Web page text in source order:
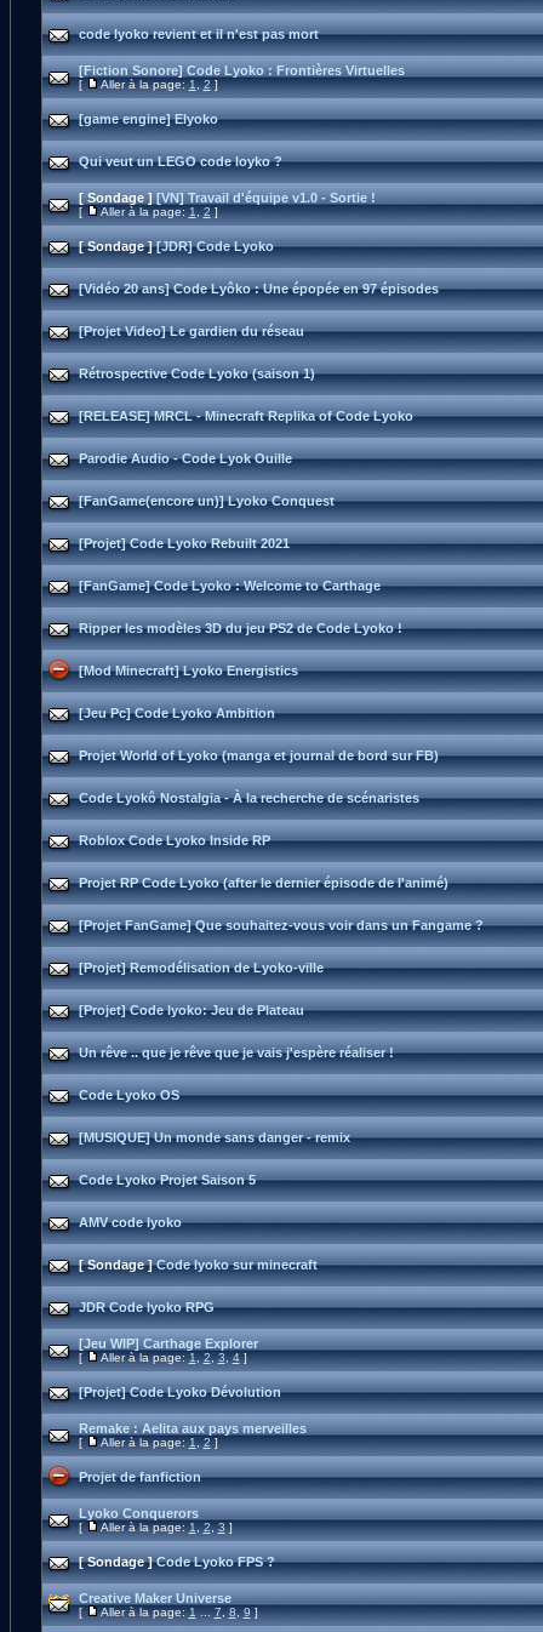
code lyoko revient et il n'est pas mort
[Fiction Sonore] Code Lyoko : Frontières Virtuelles
[ Aller à la page:1,2]
[game engine] Elyoko
Qui veut un LEGO code loyko ?
[ Sondage ] [VN] Travail d'équipe v1.0 - Sortie !
[ Aller à la page:1,2]
[ Sondage ] [JDR] Code Lyoko
[Vidéo 20 ans] Code Lyôko : Une épopée en 97 épisodes
[Projet Video] Le gardien du réseau
Rétrospective Code Lyoko (saison 1)
[RELEASE] MRCL - Minecraft Replika of Code Lyoko
Parodie Audio - Code Lyok Ouille
[FanGame(encore un)] Lyoko Conquest
[Projet] Code Lyoko Rebuilt 2021
[FanGame] Code Lyoko : Welcome to Carthage
Ripper les modèles 3D du jeu PS2 de Code Lyoko !
[Mod Minecraft] Lyoko Energistics
[Jeu Pc] Code Lyoko Ambition
Projet World of Lyoko (manga et journal de bord sur FB)
Code Lyokô Nostalgia - À la recherche de scénaristes
Roblox Code Lyoko Inside RP
Projet RP Code Lyoko (after le dernier épisode de l'animé)
[Projet FanGame] Que souhaitez-vous voir dans un Fangame ?
[Projet] Remodélisation de Lyoko-ville
[Projet] Code lyoko: Jeu de Plateau
Un rêve .. que je rêve que je vais j'espère réaliser !
Code Lyoko OS
[MUSIQUE] Un monde sans danger - remix
Code Lyoko Projet Saison 5
AMV code lyoko
[ Sondage ] Code lyoko sur minecraft
JDR Code lyoko RPG
[Jeu WIP] Carthage Explorer
[ Aller à la page:1,2,3,4]
[Projet] Code Lyoko Dévolution
Remake : Aelita aux pays merveilles
[ Aller à la page:1,2]
Projet de fanfiction
Lyoko Conquerors
[ Aller à la page:1,2,3]
[ Sondage ] Code Lyoko FPS ?
Creative Maker Universe
[ Aller à la page:1...7,8,9]